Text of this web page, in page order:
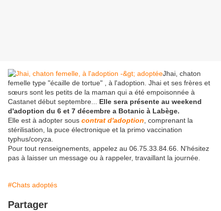
Jhai, chaton
femelle type "écaille de tortue" , à l'adoption. Jhai et ses frères et
sœurs sont les petits de la maman qui a été empoisonnée à
Castanet début septembre... Elle sera présente au weekend
d'adoption du 6 et 7 décembre a Botanic à Labège.
Elle est à adopter sous contrat d'adoption , comprenant la
stérilisation, la puce électronique et la primo vaccination
typhus/coryza.
Pour tout renseignements, appelez au 06.75.33.84.66. N'hésitez
pas à laisser un message ou à rappeler, travaillant la journée.
#Chats adoptés
Partager